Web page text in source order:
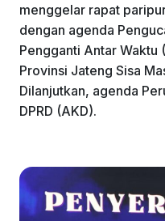
menggelar rapat
dengan agenda
Pengganti Antar Waktu
Provinsi Jateng Sisa
Dilanjutkan, agenda
DPRD (AKD).